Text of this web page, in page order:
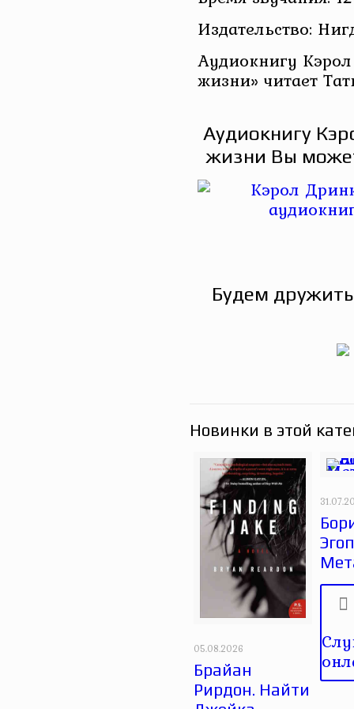
Издательство:
Аудиокнигу
жизни» читает
Аудиокнигу
жизни Вы
Будем
Новинки в этой
05.08.2026
Брайан
Рирдон. Найти